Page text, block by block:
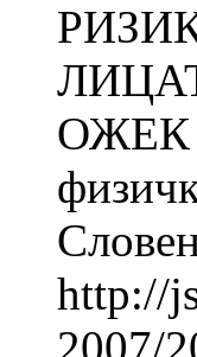
ОЖЕК
http://
2007/